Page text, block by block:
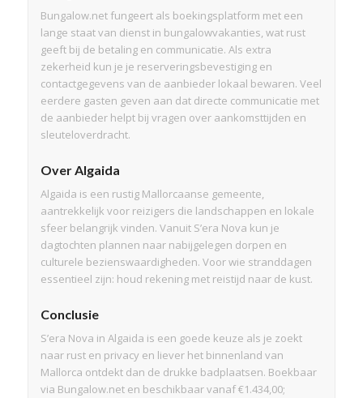
Bungalow.net fungeert als boekingsplatform met een
lange staat van dienst in bungalowvakanties, wat rust
geeft bij de betaling en communicatie. Als extra
zekerheid kun je je reserveringsbevestiging en
contactgegevens van de aanbieder lokaal bewaren. Veel
eerdere gasten geven aan dat directe communicatie met
de aanbieder helpt bij vragen over aankomsttijden en
sleuteloverdracht.
Over Algaida
Algaida is een rustig Mallorcaanse gemeente,
aantrekkelijk voor reizigers die landschappen en lokale
sfeer belangrijk vinden. Vanuit S’era Nova kun je
dagtochten plannen naar nabijgelegen dorpen en
culturele bezienswaardigheden. Voor wie stranddagen
essentieel zijn: houd rekening met reistijd naar de kust.
Conclusie
S’era Nova in Algaida is een goede keuze als je zoekt
naar rust en privacy en liever het binnenland van
Mallorca ontdekt dan de drukke badplaatsen. Boekbaar
via Bungalow.net en beschikbaar vanaf €1.434,00;